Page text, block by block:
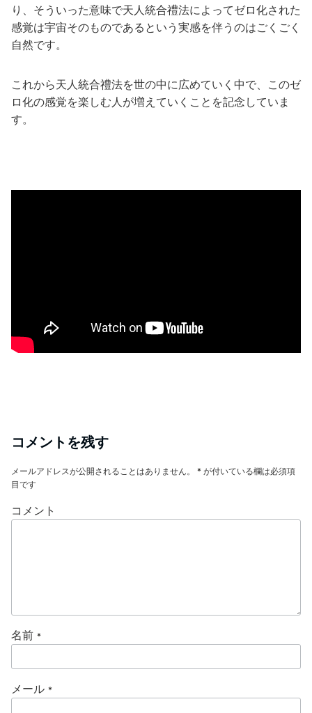
り、そういった意味で天人統合禮法によってゼロ化された
感覚は宇宙そのものであるという実感を伴うのはごくごく
自然です。
これから天人統合禮法を世の中に広めていく中で、このゼ
ロ化の感覚を楽しむ人が増えていくことを記念していま
す。
コメントを残す
メールアドレスが公開されることはありません。 * が付いている欄は必須項
目です
コメント
名前 *
メール *